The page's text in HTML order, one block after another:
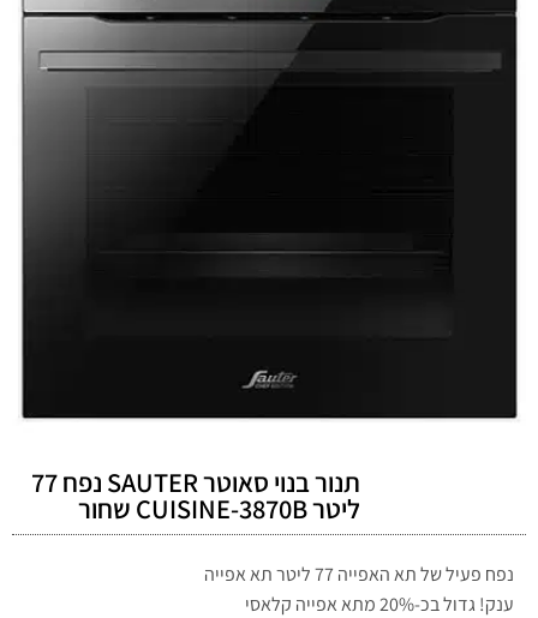
תנור בנוי סאוטר SAUTER נפח 77
ליטר CUISINE-3870B שחור
נפח פעיל של תא האפייה 77 ליטר תא אפייה
ענק! גדול בכ-20% מתא אפייה קלאסי